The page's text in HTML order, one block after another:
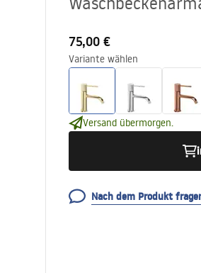
75,00 €
Variante wählen
Versand übermorgen.
Nach dem Produkt